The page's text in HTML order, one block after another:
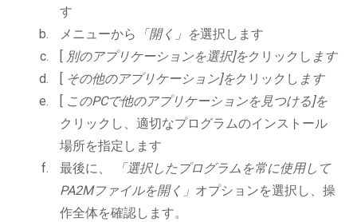
す
メニューから
「開く」を選択します
[ 別のアプリケーションを選択]をクリックし ます
[ その他のアプリケーション]をクリックし ます
[ このPCで他のアプリケーションを見つける]を
クリックし、適切なプログラムのインストール
場所を指定します
最後に、
「選択したプログラムを常に使用して
PA2Mファイルを開く」 オプションを選択し、操
作全体を確認します。